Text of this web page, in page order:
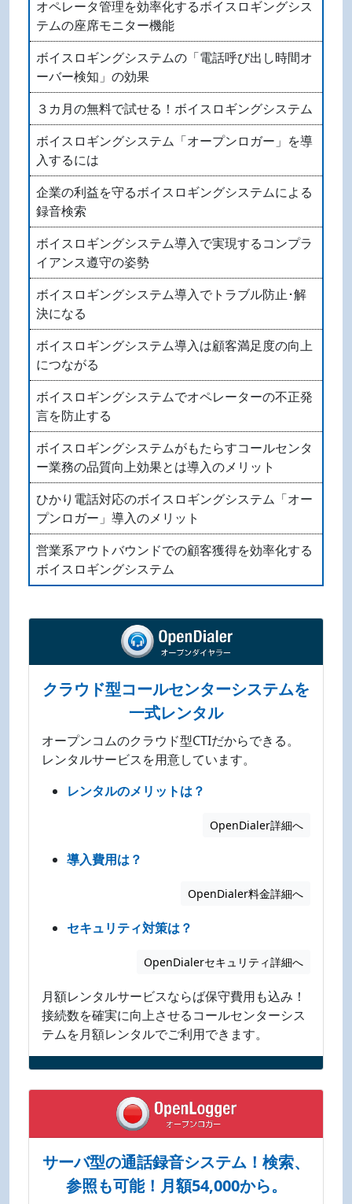
オペレータ管理を効率化するボイスロギングシス
テムの座席モニター機能
ボイスロギングシステムの「電話呼び出し時間オ
ーバー検知」の効果
３カ月の無料で試せる！ボイスロギングシステム
ボイスロギングシステム「オープンロガー」を導
入するには
企業の利益を守るボイスロギングシステムによる
録音検索
ボイスロギングシステム導入で実現するコンプラ
イアンス遵守の姿勢
ボイスロギングシステム導入でトラブル防止･解
決になる
ボイスロギングシステム導入は顧客満足度の向上
につながる
ボイスロギングシステムでオペレーターの不正発
言を防止する
ボイスロギングシステムがもたらすコールセンタ
ー業務の品質向上効果とは導入のメリット
ひかり電話対応のボイスロギングシステム「オー
プンロガー」導入のメリット
営業系アウトバウンドでの顧客獲得を効率化する
ボイスロギングシステム
クラウド型コールセンターシステムを
一式レンタル
オープンコムのクラウド型CTIだからできる。
レンタルサービスを用意しています。
レンタルのメリットは？
OpenDialer詳細へ
導入費用は？
OpenDialer料金詳細へ
セキュリティ対策は？
OpenDialerセキュリティ詳細へ
月額レンタルサービスならば保守費用も込み！
接続数を確実に向上させるコールセンターシス
テムを月額レンタルでご利用できます。
サーバ型の通話録音システム！検索、
参照も可能！月額54,000から。